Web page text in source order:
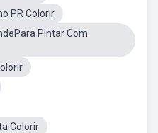
PR Colorir
Pintar Com
Colorir